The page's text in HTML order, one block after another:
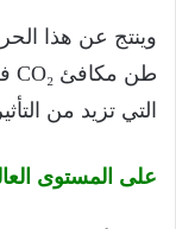
التي تزيد من
على المستوى